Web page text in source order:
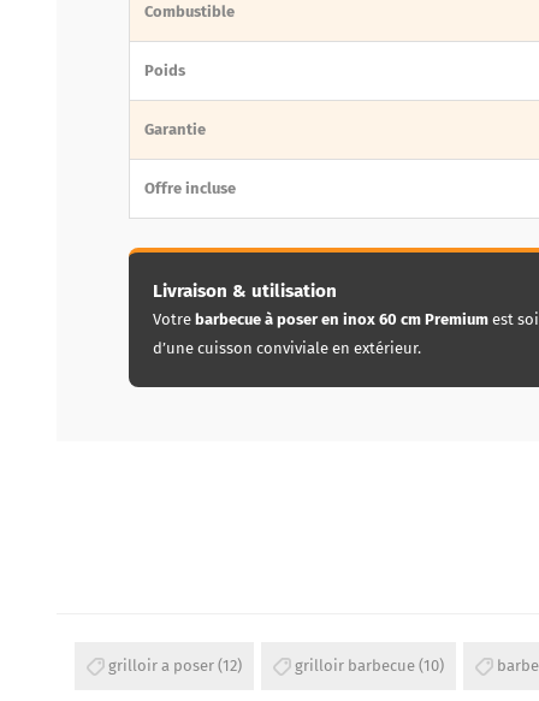
Combustible
Poids
Garantie
Offre incluse
Livraison & utilisation
Votre barbecue à poser en inox 60 cm Premium est
d’une cuisson conviviale en extérieur.
grilloir a poser (12) grilloir barbecue (10)